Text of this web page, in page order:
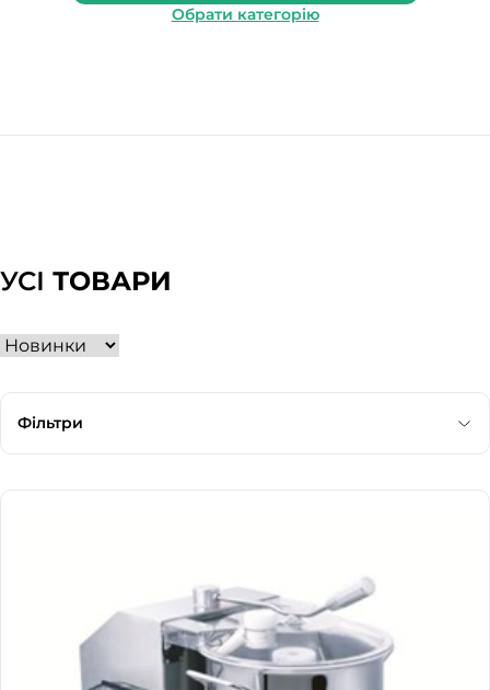
Обрати категорію
УСІ ТОВАРИ
Фільтри
В наявності